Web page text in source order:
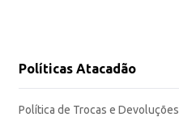
Políticas Atacadão
Política de Trocas e Devoluções